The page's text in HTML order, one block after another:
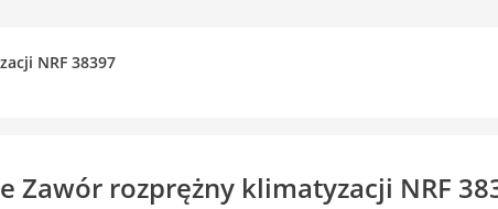
NRF 38397
Zawór rozprężny klimatyzacji NRF